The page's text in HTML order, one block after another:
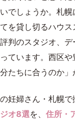
でしょうか。札
を貸し切るハウ
判のスタジオ、
ています。西区
たちに合うのか」
妊婦さん・札幌で
オ8選を、 住所・